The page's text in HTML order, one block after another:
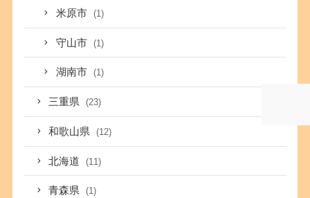
米原市 (1)
守山市 (1)
湖南市 (1)
三重県 (23)
和歌山県 (12)
北海道 (11)
青森県 (1)